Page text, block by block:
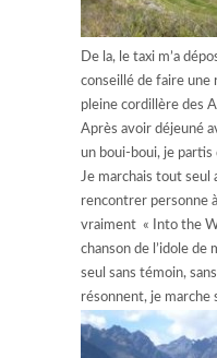
De la, le taxi m’a
conseillé de faire une
pleine cordillère des
Après avoir déjeuné
un boui-boui, je partis
Je marchais tout seul
rencontrer personne
vraiment « Into the
chanson de l’idole de
seul sans témoin,
résonnent, je marche